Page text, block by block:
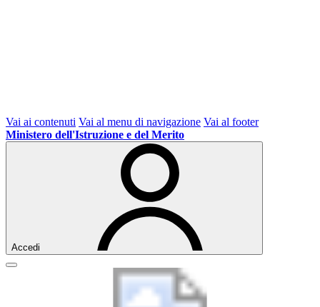
Vai ai contenuti Vai al menu di navigazione Vai al footer
Ministero dell'Istruzione e del Merito
Accedi